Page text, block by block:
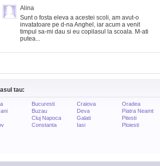
Alina
Sunt o fosta eleva a acestei scoli, am avut-o
invatatoare pe d-na Anghel, iar acum a venit
timpul sa-mi dau si eu copilasul la scoala. M-ati
putea...
tau:
Bucuresti
Buzau
Cluj Napoca
Constanta
Craiova
Deva
Galati
Iasi
Oradea
Piatra Neamt
Pitesti
Ploiesti